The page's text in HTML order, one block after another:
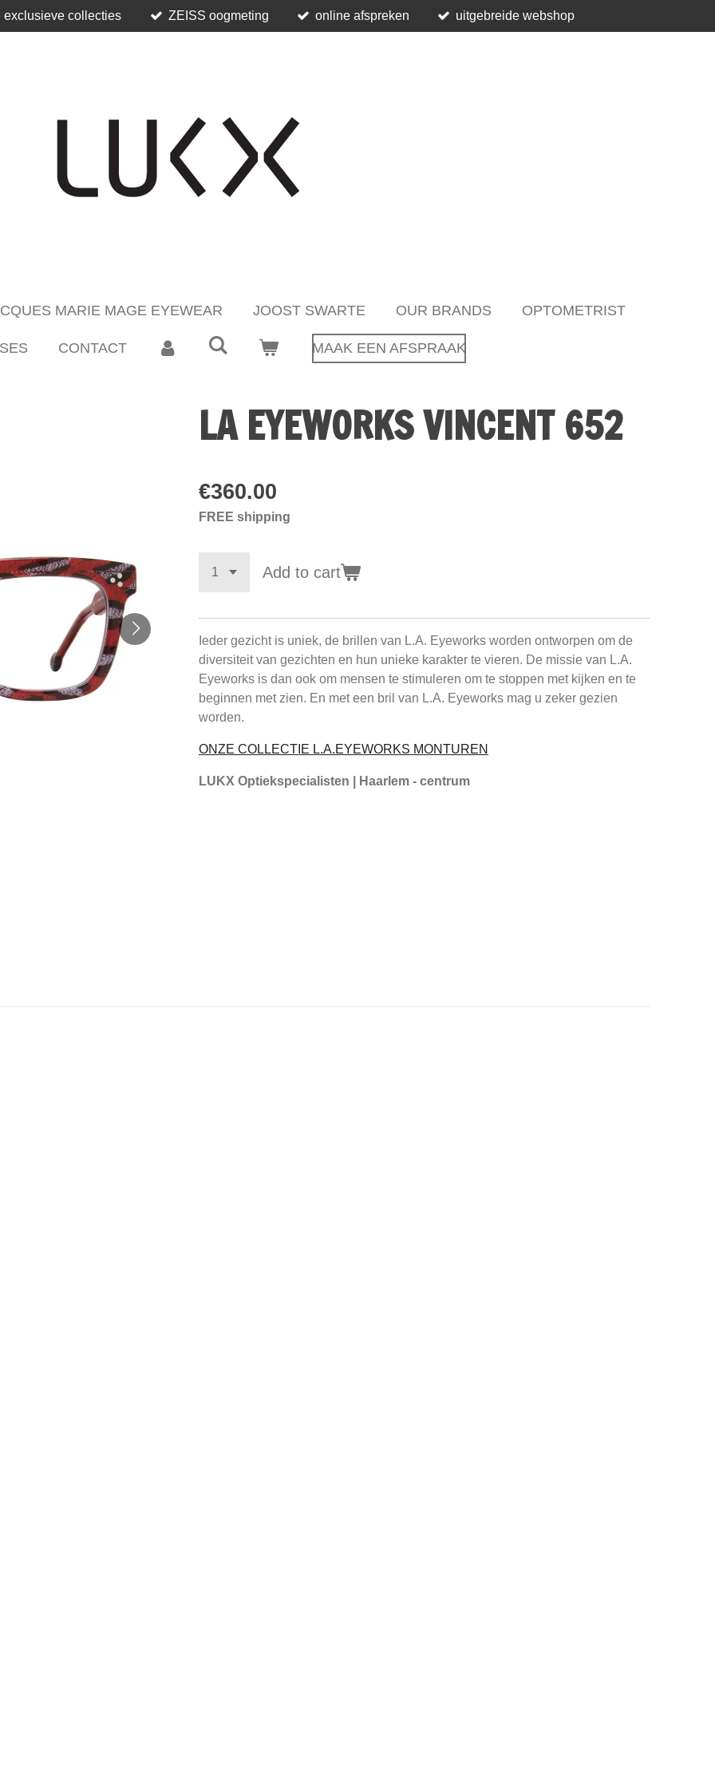
exclusieve collecties ZEISS oogmeting online afspreken uitgebreide webshop
MARIE MAGE EYEWEAR JOOST SWARTE OUR BRANDS OPTOMETRIST
CONTACT MAAK EEN AFSPRAAK
LA EYEWORKS VINCENT 652
€360.00
FREE shipping
Add to cart
Ieder gezicht is uniek, de brillen van L.A. Eyeworks worden ontworpen om de
diversiteit van gezichten en hun unieke karakter te vieren. De missie van L.A.
Eyeworks is dan ook om mensen te stimuleren om te stoppen met kijken en te
beginnen met zien. En met een bril van L.A. Eyeworks mag u zeker gezien
worden.
ONZE COLLECTIE L.A.EYEWORKS MONTUREN
LUKX Optiekspecialisten | Haarlem - centrum